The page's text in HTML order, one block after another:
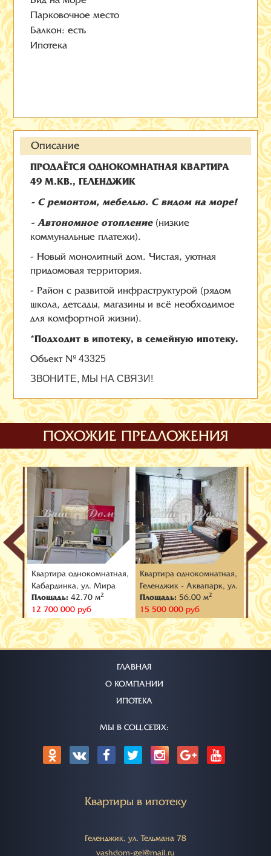
Парковочное место
Балкон: есть
Ипотека
Описание
ПРОДАЁТСЯ ОДНОКОМНАТНАЯ КВАРТИРА
49 М.КВ., ГЕЛЕНДЖИК
- С ремонтом, мебелью. С видом на море!
- Автономное отопление(низкие
коммунальные платежи).
- Новый монолитный дом. Чистая, уютная
придомовая территория.
- Район с развитой инфраструктурой (рядом
школа, детсады, магазины и всё необходимое
для комфортной жизни).
*Подходит в ипотеку, в семейную ипотеку.
Объект №43325
ЗВОНИТЕ, МЫ НА СВЯЗИ!
ПОХОЖИЕ ПРЕДЛОЖЕНИЯ
ул.
Квартира oднокомнатная,
Кабардинка, ул. Мира
Площадь: 42.70 м2
12 700 000 руб
Квартира oднокомнатная,
Геленджик - Аквапарк, ул.
Верхняя
Площадь: 56.00 м2
15 500 000 руб
11
ГЛАВНАЯ
О КОМПАНИИ
ИПОТЕКА
МЫ В СОЦ.СЕТЯХ:
Квартиры в ипотеку
Геленджик, ул. Тельмана 78
vashdom-gel@mail.ru